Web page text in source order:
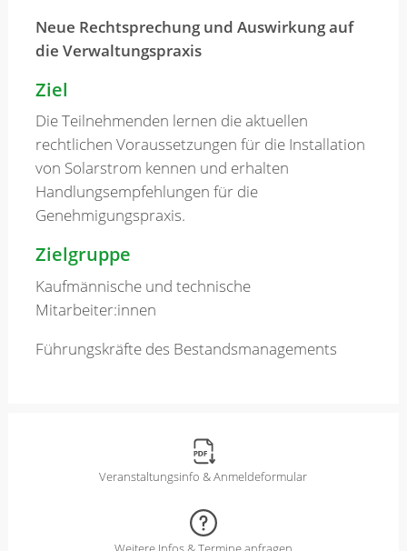
Neue Rechtsprechung und Auswirkung auf
die Verwaltungspraxis
Ziel
Die Teilnehmenden lernen die aktuellen
rechtlichen Voraussetzungen für die Installation
von Solarstrom kennen und erhalten
Handlungsempfehlungen für die
Genehmigungspraxis.
Zielgruppe
Kaufmännische und technische
Mitarbeiter:innen
Führungskräfte des Bestandsmanagements
Veranstaltungsinfo & Anmeldeformular